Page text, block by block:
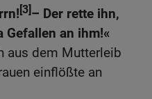
[3]– Der rette ihn,
Gefallen an ihm!«
aus dem Mutterleib
einflößte an